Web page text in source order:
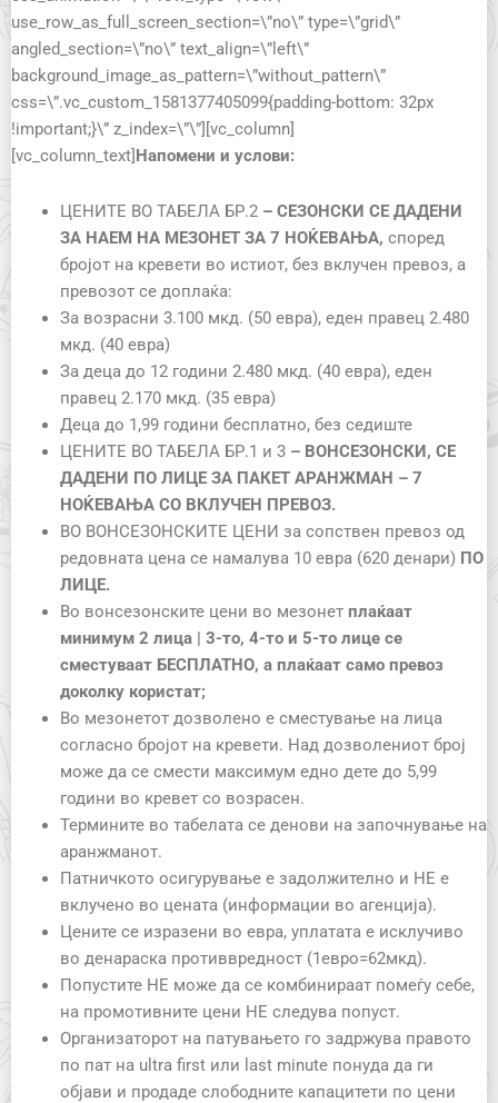
use_row_as_full_screen_section=\”no\” type=\”grid\”
angled_section=\”no\” text_align=\”left\”
background_image_as_pattern=\”without_pattern\”
css=\”.vc_custom_1581377405099{padding-bottom: 32px
!important;}\” z_index=\”\”][vc_column]
[vc_column_text] Напомени и услови:
ЦЕНИТЕ ВО ТАБЕЛА БР.2– СЕЗОНСКИ СЕ ДАДЕНИ
ЗА НАЕМ НА МЕЗОНЕТ ЗА 7 НОЌЕВАЊА, според
бројот на кревети во истиот, без вклучен превоз, а
превозот се доплаќа:
За возрасни 3.100 мкд. (50 евра), еден правец 2.480
мкд. (40 евра)
За деца до 12 години 2.480 мкд. (40 евра), еден
правец 2.170 мкд. (35 евра)
Деца до 1,99 години бесплатно, без седиште
ЦЕНИТЕ ВО ТАБЕЛА БР.1 и 3– ВОНСЕЗОНСКИ, СЕ
ДАДЕНИ ПО ЛИЦЕ ЗА ПАКЕТ АРАНЖМАН – 7
НОЌЕВАЊА СО ВКЛУЧЕН ПРЕВОЗ.
ВО ВОНСЕЗОНСКИТЕ ЦЕНИ за сопствен превоз од
редовната цена се намалува 10 евра (620 денари) ПО
ЛИЦЕ.
Во вонсезонските цени во мезонет плаќаат
минимум 2 лица | 3-то, 4-то и 5-то лице се
сместуваат БЕСПЛАТНО, а плаќаат само превоз
доколку користат;
Во мезонетот дозволено е сместување на лица
согласно бројот на кревети. Над дозволениот број
може да се смести максимум едно дете до 5,99
години во кревет со возрасен.
Термините во табелата се денови на започнување на
аранжманот.
Патничкото осигурување е задолжително и НЕ е
вклучено во цената (информации во агенција).
Цените се изразени во евра, уплатата е исклучиво
во денараска противвредност (1евро=62мкд).
Попустите НЕ можe да се комбинираат помеѓу себе,
на промотивните цени НЕ следува попуст.
Организаторот на патувањето го задржува правото
по пат на ultra first или last minute понуда да ги
објави и продаде слободните капацитети по цени